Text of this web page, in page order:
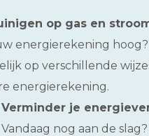
op gas en
energierekening
op verschillende
energierekening.
Verminder je
Vandaag nog aan de